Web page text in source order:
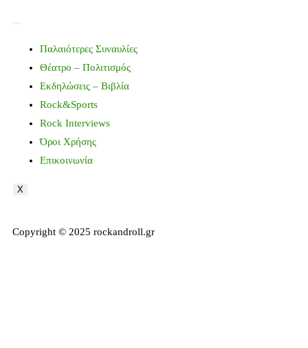
Παλαιότερες Συναυλίες
Θέατρο – Πολιτισμός
Εκδηλώσεις – Βιβλία
Rock&Sports
Rock Interviews
Όροι Χρήσης
Επικοινωνία
X
Copyright © 2025 rockandroll.gr